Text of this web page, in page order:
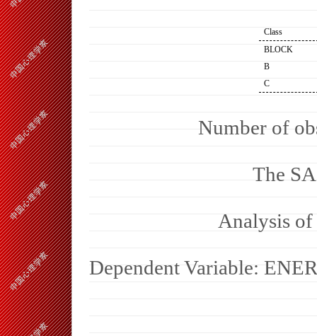
Class
BLOCK
B
C
Number of
The
Analysis of
Dependent Variable: